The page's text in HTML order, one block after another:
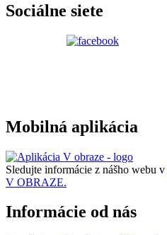
Sociálne siete
Mobilná aplikácia
Sledujte informácie z nášho webu v
V OBRAZE.
Informácie od nás